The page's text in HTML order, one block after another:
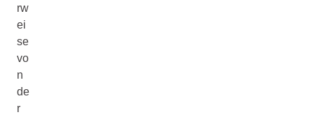
rw
ei
se
vo
n
de
r